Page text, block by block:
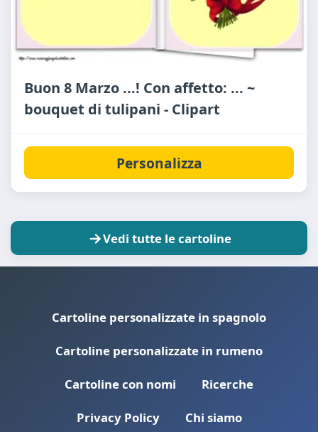
Buon 8 Marzo ...! Con affetto: ... ~
bouquet di tulipani - Clipart
Personalizza
Vedi tutte le cartoline
Cartoline personalizzate in spagnolo
Cartoline personalizzate in rumeno
Cartoline con nomi Ricerche
Privacy Policy Chi siamo